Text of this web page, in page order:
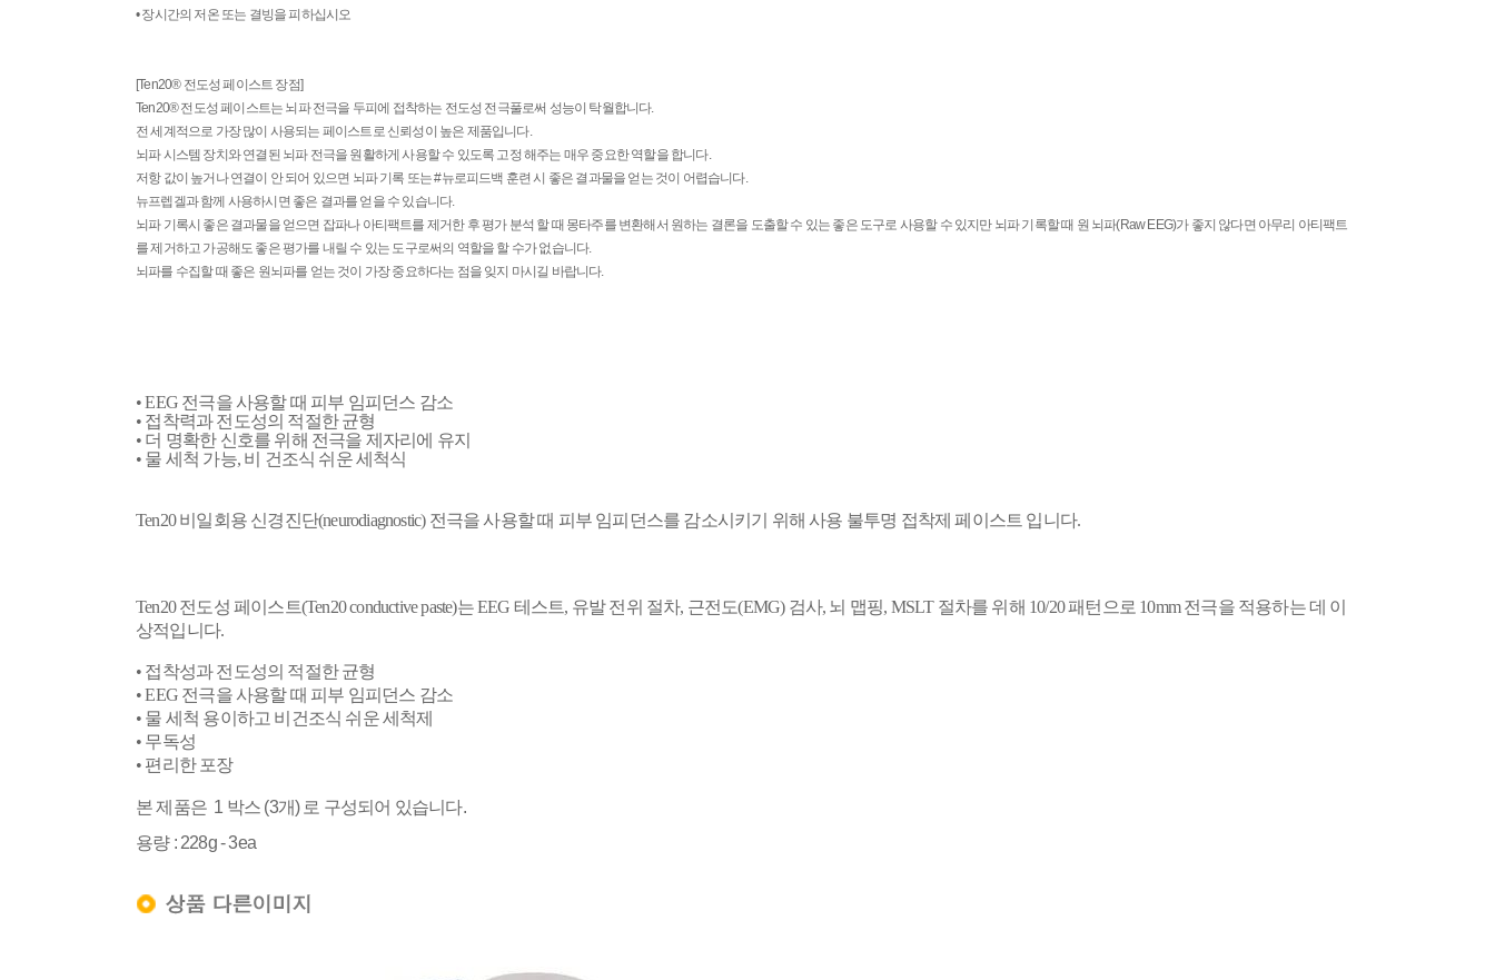
• 장시간의 저온 또는 결빙을 피하십시오
[Ten20® 전도성 페이스트 장점]
Ten20® 전도성 페이스트는 뇌파 전극을 두피에 접착하는 전도성 전극풀로써 성능이 탁월합니다.
전 세계적으로 가장 많이 사용되는 페이스트로 신뢰성이 높은 제품입니다.
뇌파 시스템 장치와 연결된 뇌파 전극을 원활하게 사용할 수 있도록 고정 해주는 매우 중요한 역할을 합니다.
저항 값이 높거나 연결이 안 되어 있으면 뇌파 기록 또는 #뉴로피드백 훈련 시 좋은 결과물을 얻는 것이 어렵습니다.
뉴프렙겔과 함께 사용하시면 좋은 결과를 얻을 수 있습니다.
뇌파 기록시 좋은 결과물을 얻으면 잡파나 아티팩트를 제거한 후 평가 분석 할 때 몽타주를 변환해서 원하는 결론을 도출할 수 있는 좋은 도구로 사용할 수 있지만 뇌파 기록할 때 원 뇌파(Raw EEG)가 좋지 않다면 아무리 아티팩트
를 제거하고 가공해도 좋은 평가를 내릴 수 있는 도구로써의 역할을 할 수가 없습니다.
뇌파를 수집할 때 좋은 원뇌파를 얻는 것이 가장 중요하다는 점을 잊지 마시길 바랍니다.
• EEG 전극을 사용할 때 피부 임피던스 감소
• 접착력과 전도성의 적절한 균형
• 더 명확한 신호를 위해 전극을 제자리에 유지
• 물 세척 가능, 비 건조식 쉬운 세척식
Ten20비일회용 신경진단(neurodiagnostic) 전극을 사용할 때 피부 임피던스를 감소시키기 위해 사용 불투명 접착제 페이스트 입니다.
Ten20 전도성 페이스트(Ten20 conductive paste)는 EEG 테스트, 유발 전위 절차, 근전도(EMG) 검사, 뇌 맵핑, MSLT 절차를 위해 10/20 패턴으로 10mm 전극을 적용하는 데 이
상적입니다.
• 접착성과 전도성의 적절한 균형
• EEG 전극을 사용할 때 피부 임피던스 감소
• 물 세척 용이하고 비건조식 쉬운 세척제
• 무독성
• 편리한 포장
본 제품은 1 박스 (3개) 로 구성되어 있습니다.
용량 : 228g - 3ea